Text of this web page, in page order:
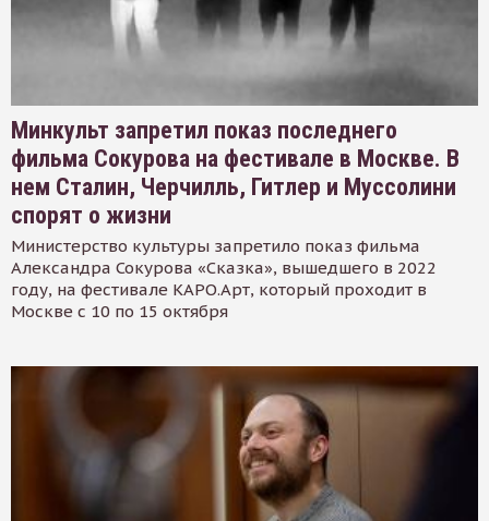
Минкульт запретил показ последнего
фильма Сокурова на фестивале в Москве. В
нем Сталин, Черчилль, Гитлер и Муссолини
спорят о жизни
Министерство культуры запретило показ фильма
Александра Сокурова «Сказка», вышедшего в 2022
году, на фестивале КАРО.Арт, который проходит в
Москве с 10 по 15 октября